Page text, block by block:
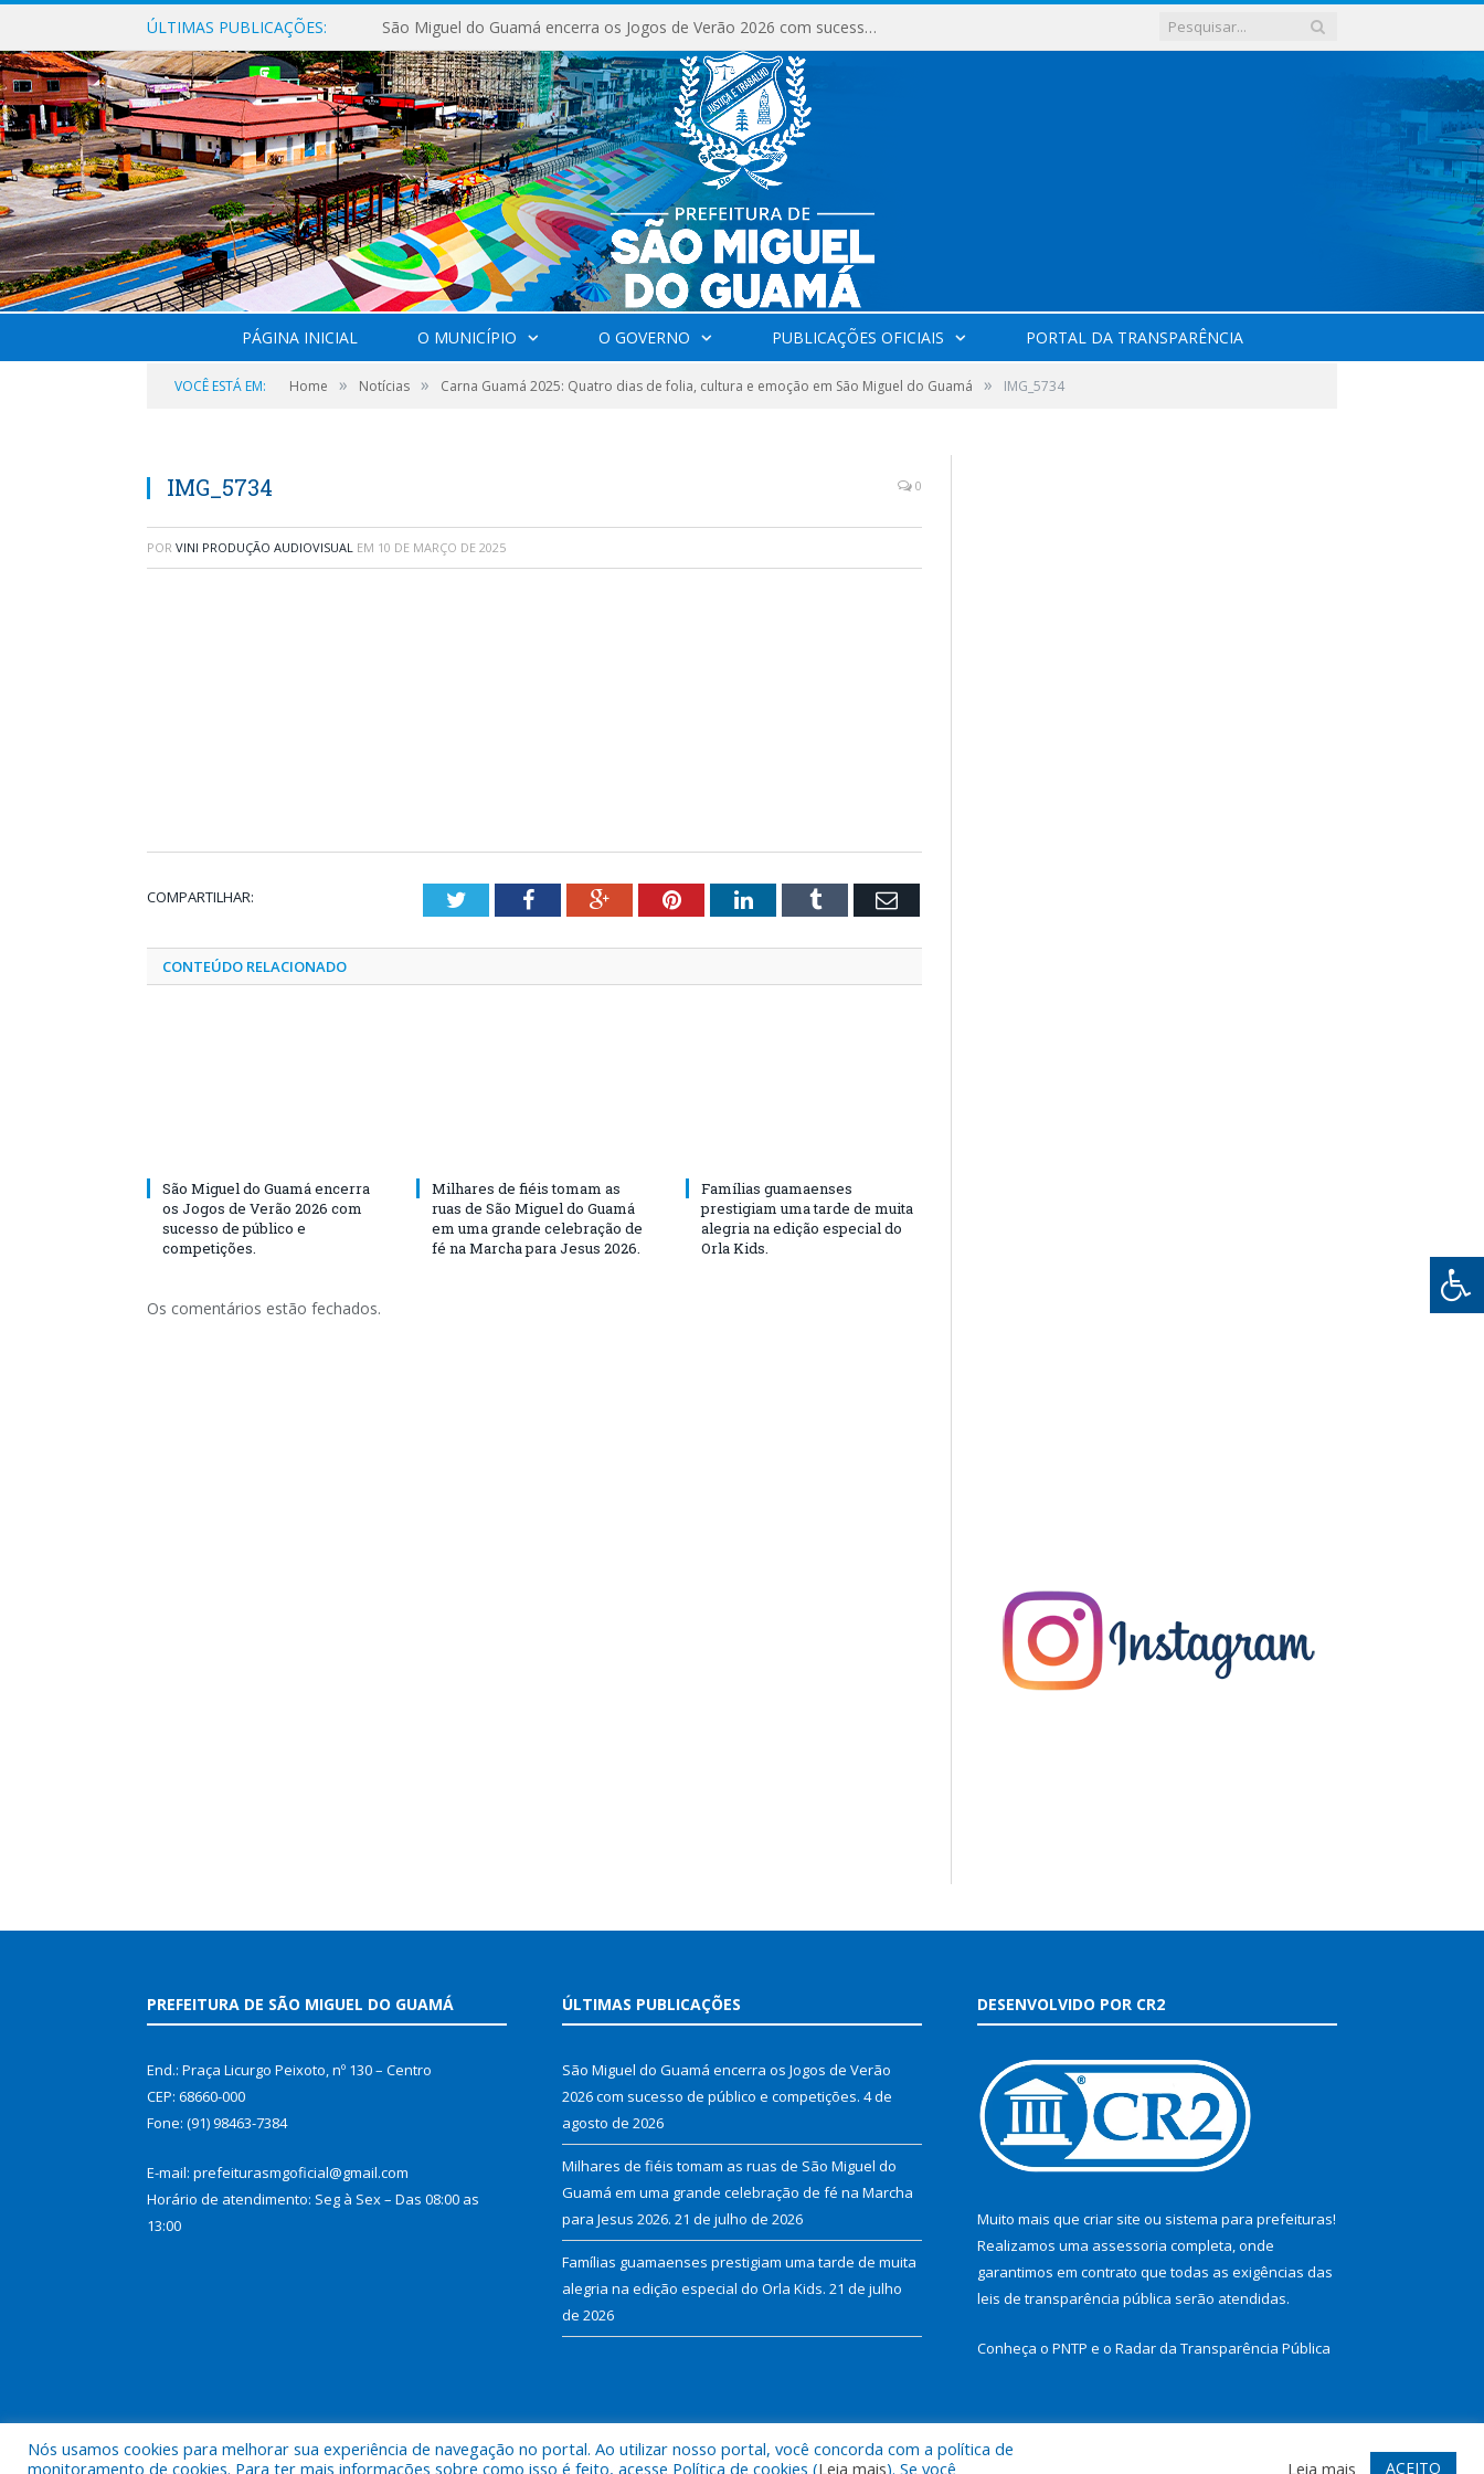
ÚLTIMAS PUBLICAÇÕES: São Miguel do Guamá encerra os Jogos de Verão 2026 com sucesso de público e competições.
PÁGINA INICIAL O MUNICÍPIO O GOVERNO PUBLICAÇÕES OFICIAIS PORTAL DA TRANSPARÊNCIA
VOCÊ ESTÁ EM: Home » Notícias » Carna Guamá 2025: Quatro dias de folia, cultura e emoção em São Miguel do Guamá » IMG_5734
IMG_5734 0
POR VINI PRODUÇÃO AUDIOVISUAL EM 10 DE MARÇO DE 2025
COMPARTILHAR: TwitterFacebookGoogle+PinterestLinkedInTumblr Email
CONTEÚDO RELACIONADO
São Miguel do Guamá encerra
os Jogos de Verão 2026 com
sucesso de público e
competições.
Milhares de fiéis tomam as
ruas de São Miguel do Guamá
em uma grande celebração de
fé na Marcha para Jesus 2026.
Famílias guamaenses
prestigiam uma tarde de muita
alegria na edição especial do
Orla Kids.
Os comentários estão fechados.
PREFEITURA DE SÃO MIGUEL DO GUAMÁ
End.: Praça Licurgo Peixoto, nº 130 – Centro
CEP: 68660-000
Fone: (91) 98463-7384
E-mail: prefeiturasmgoficial@gmail.com
Horário de atendimento: Seg à Sex – Das 08:00 as
13:00
ÚLTIMAS PUBLICAÇÕES
São Miguel do Guamá encerra os Jogos de Verão
2026 com sucesso de público e competições. 4 de
agosto de 2026
Milhares de fiéis tomam as ruas de São Miguel do
Guamá em uma grande celebração de fé na Marcha
para Jesus 2026. 21 de julho de 2026
Famílias guamaenses prestigiam uma tarde de muita
alegria na edição especial do Orla Kids. 21 de julho
de 2026
DESENVOLVIDO POR CR2
Muito mais que criar site ou sistema para prefeituras!
Realizamos uma assessoria completa, onde
garantimos em contrato que todas as exigências das
leis de transparência pública serão atendidas.
Conheça o PNTP e o Radar da Transparência Pública
Todos os direitos reservados a Prefeitura Municipal de São Miguel do Guamá. Mapa do Site Acessar Webmail
Nós usamos cookies para melhorar sua experiência de navegação no portal. Ao utilizar nosso portal, você concorda com a política de
monitoramento de cookies. Para ter mais informações sobre como isso é feito, acesse Política de cookies (Leia mais). Se você Leia mais ACEITO